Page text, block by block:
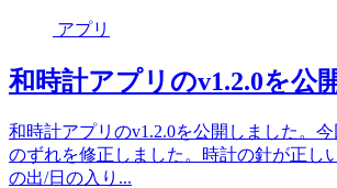
アプリ
和時計アプリのv1.2.0を公
和時計アプリのv1.2.0を公開しました。
のずれを修正しました。時計の針が正し
の出/日の入り...